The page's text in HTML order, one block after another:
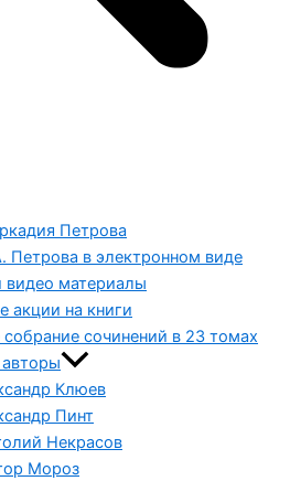
Петрова
Петрова в электронном виде
видео материалы
акции на книги
сочинений в 23 томах
Клюев
Пинт
Некрасов
Мороз